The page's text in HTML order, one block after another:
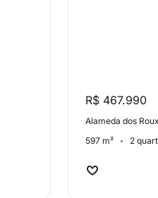
R$ 467.990
Alameda dos
597 m²
2